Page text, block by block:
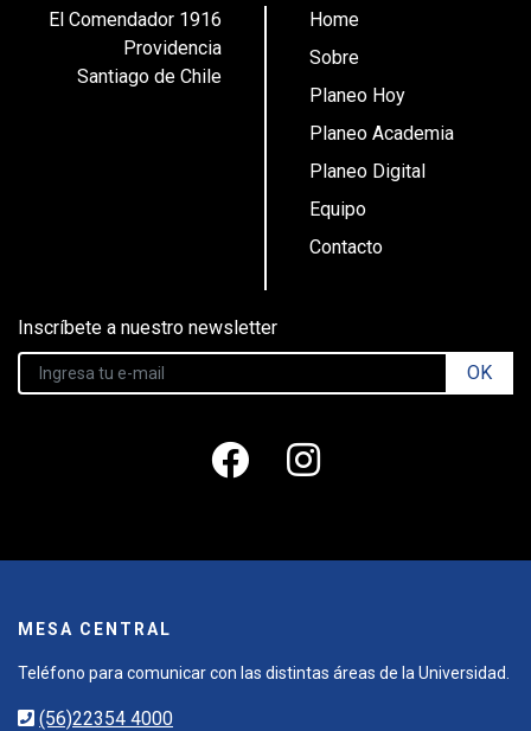
El Comendador 1916
Providencia
Santiago de Chile
Home
Sobre
Planeo Hoy
Planeo Academia
Planeo Digital
Equipo
Contacto
Inscríbete a nuestro newsletter
OK
MESA CENTRAL
Teléfono para comunicar con las distintas áreas de la Universidad.
(56)22354 4000